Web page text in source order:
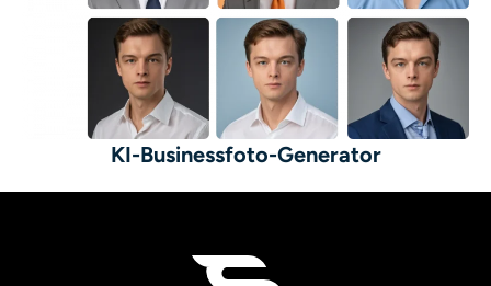
KI-Businessfoto-Generator